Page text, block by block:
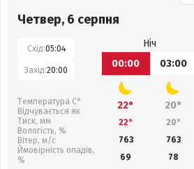
Четвер, 6 серпня
Схід:05:04
Захід:20:00
Температура С°
Відчувається як
Тиск, мм
Вологість, %
Вітер, м/с
Ймовірність опадів,
%
Ніч
00:00
03:00
22° 20°
22° 20°
763
763
69
78